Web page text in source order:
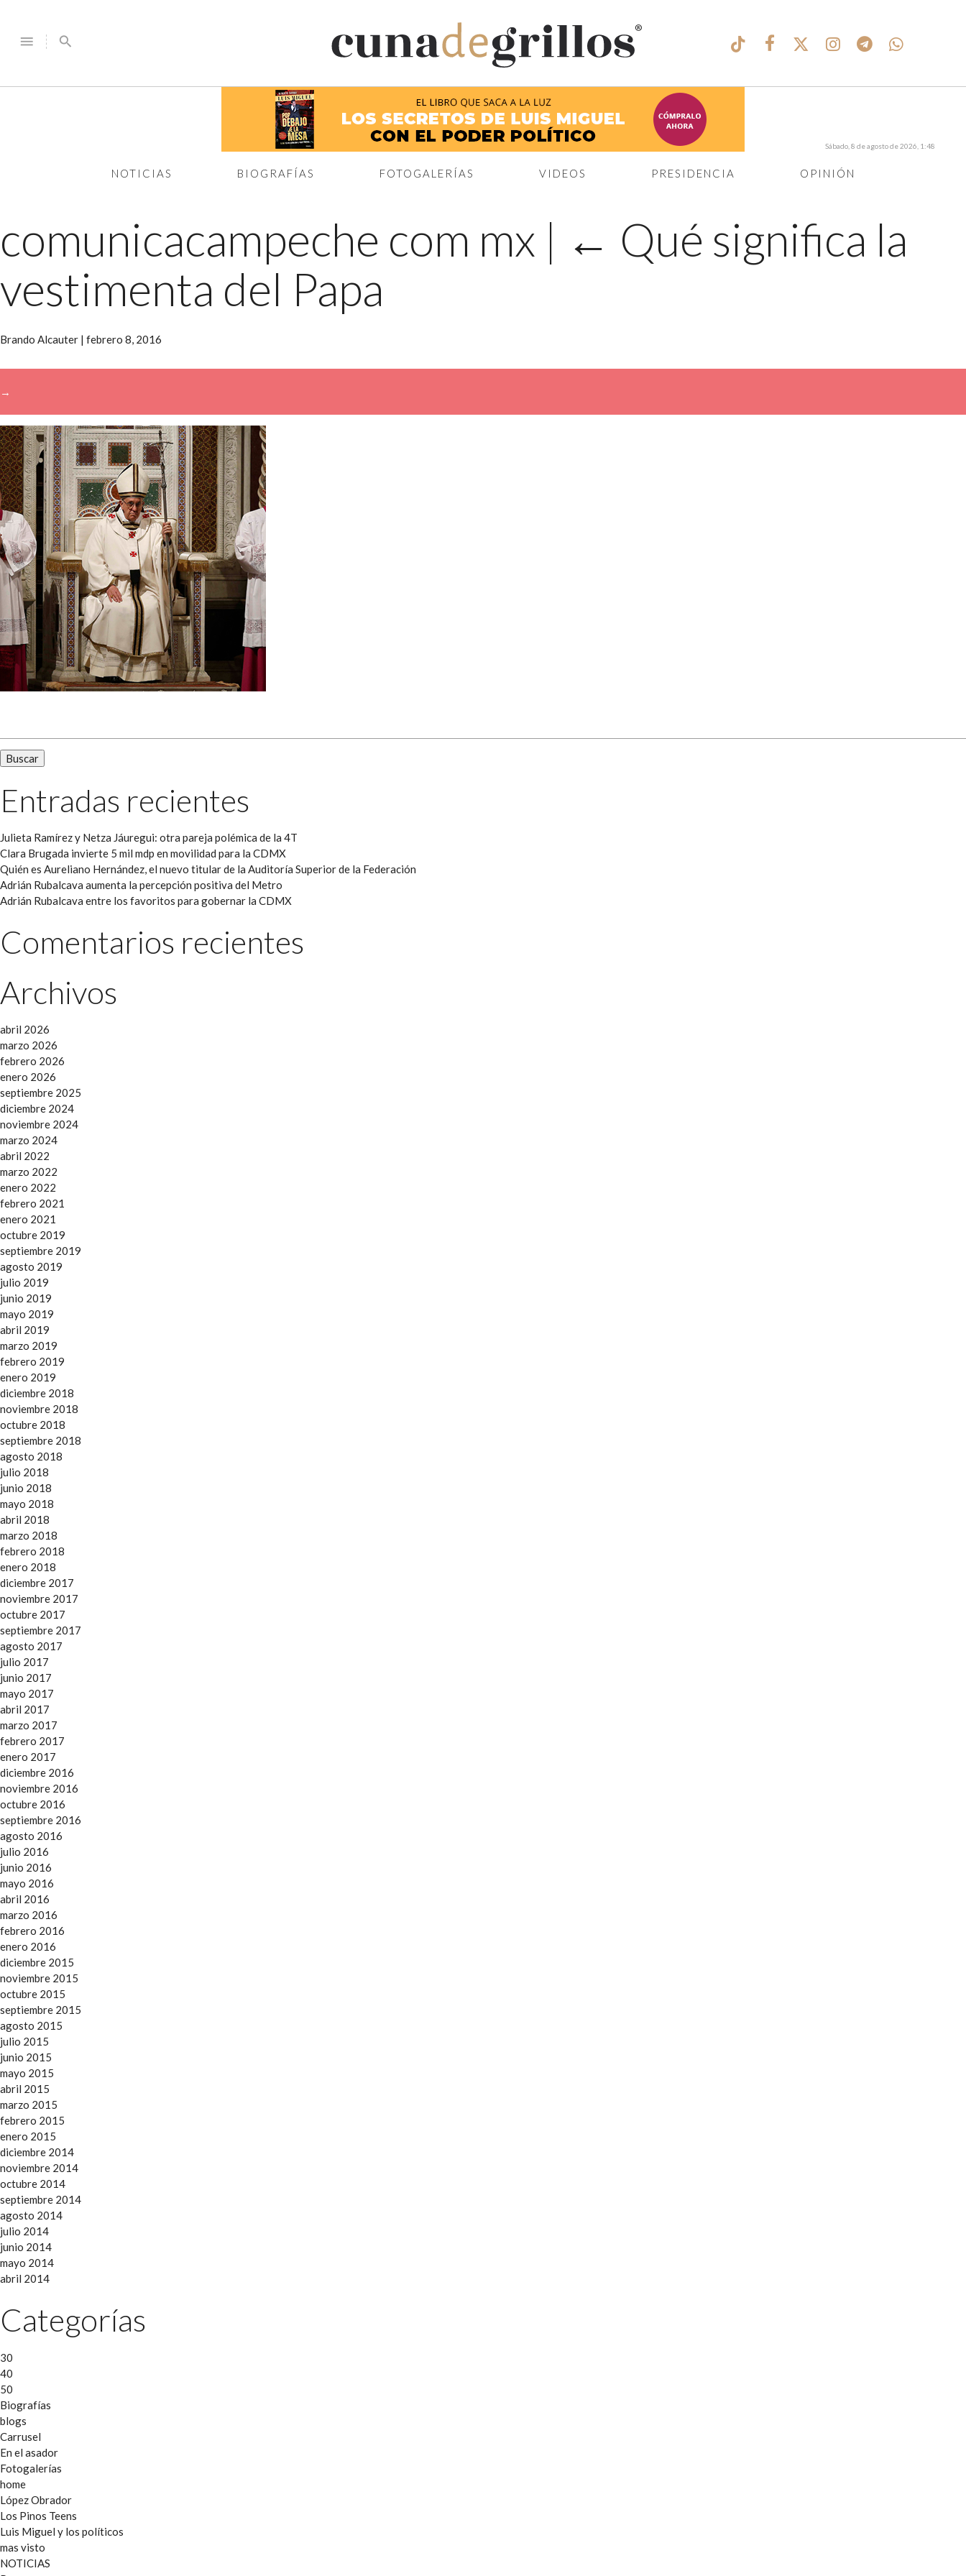
menu search
®
NOTICIAS BIOGRAFÍAS FOTOGALERÍAS VIDEOS PRESIDENCIA OPINIÓN
Sábado, 8 de agosto de 2026, 1:48
comunicacampeche com mx | ← Qué significa la
vestimenta del Papa
Brando Alcauter | febrero 8, 2016
→
Entradas recientes
Julieta Ramírez y Netza Jáuregui: otra pareja polémica de la 4T
Clara Brugada invierte 5 mil mdp en movilidad para la CDMX
Quién es Aureliano Hernández, el nuevo titular de la Auditoría Superior de la Federación
Adrián Rubalcava aumenta la percepción positiva del Metro
Adrián Rubalcava entre los favoritos para gobernar la CDMX
Comentarios recientes
Archivos
abril 2026
marzo 2026
febrero 2026
enero 2026
septiembre 2025
diciembre 2024
noviembre 2024
marzo 2024
abril 2022
marzo 2022
enero 2022
febrero 2021
enero 2021
octubre 2019
septiembre 2019
agosto 2019
julio 2019
junio 2019
mayo 2019
abril 2019
marzo 2019
febrero 2019
enero 2019
diciembre 2018
noviembre 2018
octubre 2018
septiembre 2018
agosto 2018
julio 2018
junio 2018
mayo 2018
abril 2018
marzo 2018
febrero 2018
enero 2018
diciembre 2017
noviembre 2017
octubre 2017
septiembre 2017
agosto 2017
julio 2017
junio 2017
mayo 2017
abril 2017
marzo 2017
febrero 2017
enero 2017
diciembre 2016
noviembre 2016
octubre 2016
septiembre 2016
agosto 2016
julio 2016
junio 2016
mayo 2016
abril 2016
marzo 2016
febrero 2016
enero 2016
diciembre 2015
noviembre 2015
octubre 2015
septiembre 2015
agosto 2015
julio 2015
junio 2015
mayo 2015
abril 2015
marzo 2015
febrero 2015
enero 2015
diciembre 2014
noviembre 2014
octubre 2014
septiembre 2014
agosto 2014
julio 2014
junio 2014
mayo 2014
abril 2014
Categorías
30
40
50
Biografías
blogs
Carrusel
En el asador
Fotogalerías
home
López Obrador
Los Pinos Teens
Luis Miguel y los políticos
mas visto
NOTICIAS